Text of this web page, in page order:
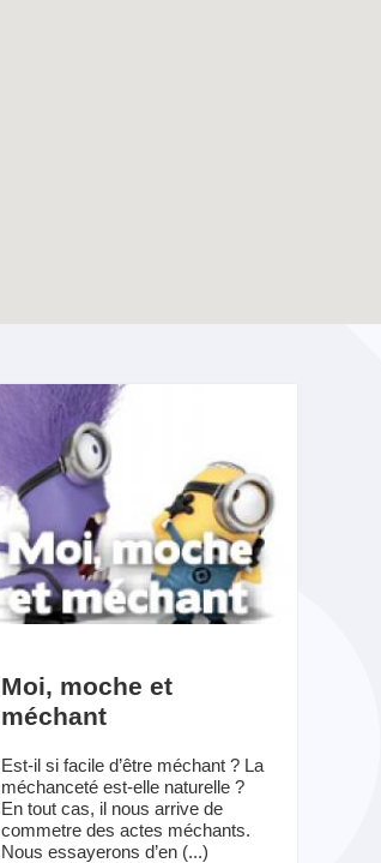
Moi, moche et
méchant
Est-il si facile d’être méchant ? La
méchanceté est-elle naturelle ?
En tout cas, il nous arrive de
commetre des actes méchants.
Nous essayerons d’en (...)